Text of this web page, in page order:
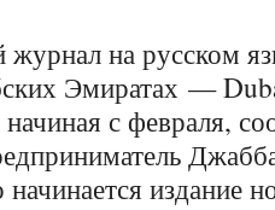
на русском
Эмиратах —
начиная с февраля,
начинается издание